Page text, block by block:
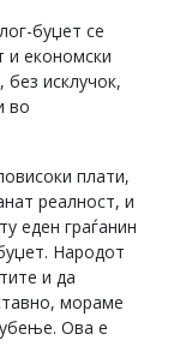
буџет се
и економски
без исклучок,
во
плати,
реалност, и
еден граѓанин
Народот
и да
мораме
Ова е